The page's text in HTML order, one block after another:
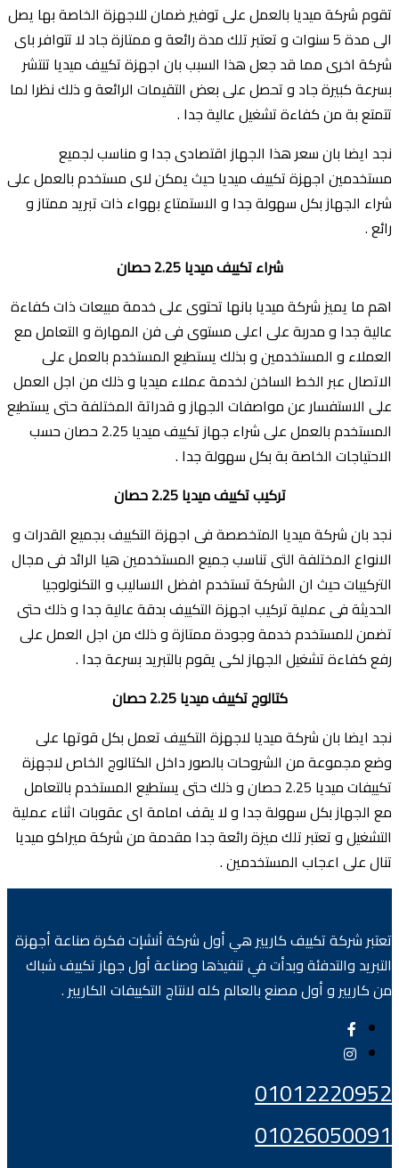
تقوم شركة ميديا بالعمل على توفير ضمان للاجهزة الخاصة بها يصل
الى مدة 5 سنوات و تعتبر تلك مدة رائعة و ممتازة جاد لا تتوافر باى
شركة اخرى مما قد جعل هذا السبب بان اجهزة تكييف ميديا تنتشر
بسرعة كبيرة جاد و تحصل على بعض التقيمات الرائعة و ذلك نظرا لما
تتمتع بة من كفاءة تشغيل عالية جدا .
نجد ايضا بان سعر هذا الجهاز اقتصادى جدا و مناسب لجميع
مستخدمين اجهزة تكييف ميديا حيث يمكن لاى مستخدم بالعمل على
شراء الجهاز بكل سهولة جدا و الاستمتاع بهواء ذات تبريد ممتاز و
رائع .
شراء تكييف ميديا 2.25 حصان
اهم ما يميز شركة ميديا بانها تحتوى على خدمة مبيعات ذات كفاءة
عالية جدا و مدربة على اعلى مستوى فى فن المهارة و التعامل مع
العملاء و المستخدمين و بذلك يستطيع المستخدم بالعمل على
الاتصال عبر الخط الساخن لخدمة عملاء ميديا و ذلك من اجل العمل
على الاستفسار عن مواصفات الجهاز و قدراتة المختلفة حتى يستطيع
المستخدم بالعمل على شراء جهاز تكييف ميديا 2.25 حصان حسب
الاحتياجات الخاصة بة بكل سهولة جدا .
تركيب تكييف ميديا 2.25 حصان
نجد بان شركة ميديا المتخصصة فى اجهزة التكييف بجميع القدرات و
الانواع المختلفة التى تناسب جميع المستخدمين هيا الرائد فى مجال
التركيبات حيث ان الشركة تستخدم افضل الاساليب و التكنولوجيا
الحديثة فى عملية تركيب اجهزة التكييف بدقة عالية جدا و ذلك حتى
تضمن للمستخدم خدمة وجودة ممتازة و ذلك من اجل العمل على
رفع كفاءة تشغيل الجهاز لكى يقوم بالتبريد بسرعة جدا .
كتالوج تكييف ميديا 2.25 حصان
نجد ايضا بان شركة ميديا لاجهزة التكييف تعمل بكل قوتها على
وضع مجموعة من الشروحات بالصور داخل الكتالوج الخاص لاجهزة
تكييفات ميديا 2.25 حصان و ذلك حتى يستطيع المستخدم بالتعامل
مع الجهاز بكل سهولة جدا و لا يقف امامة اى عقوبات اثناء عملية
التشغيل و تعتبر تلك ميزة رائعة جدا مقدمة من شركة ميراكو ميديا
تنال على اعجاب المستخدمين .
تعتبر شركة تكييف كاريير هي أول شركة أنشإت فكرة صناعة أجهزة
التبريد والتدفئة وبدأت في تنفيذها وصناعة أول جهاز تكييف شباك
من كاريير و أول مصنع بالعالم كله لانتاج التكييفات الكاريير .
01012220952
01026050091